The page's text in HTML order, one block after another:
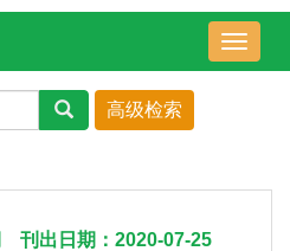
导
航
刊出日期：2020-07-25